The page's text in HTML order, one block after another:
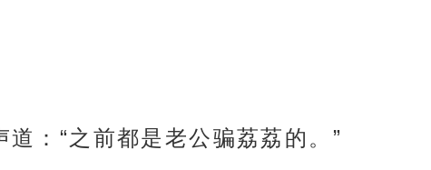
：“之前都是老公骗荔荔的。”